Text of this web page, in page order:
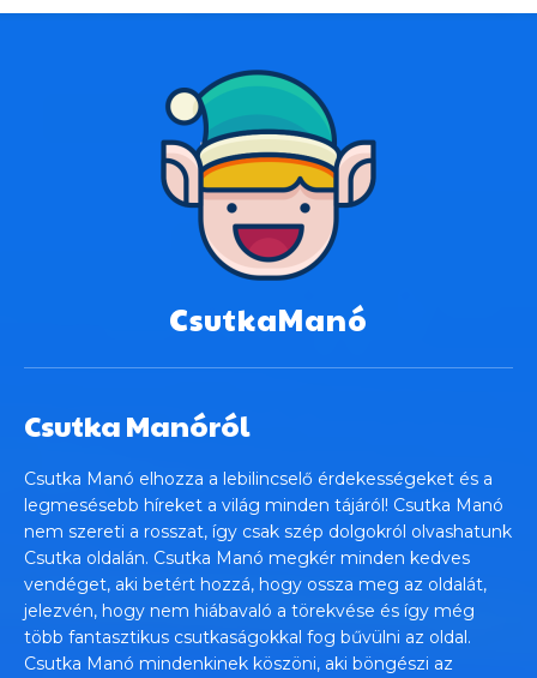
CsutkaManó
Csutka Manóról
Csutka Manó elhozza a lebilincselő érdekességeket és a
legmesésebb híreket a világ minden tájáról! Csutka Manó
nem szereti a rosszat, így csak szép dolgokról olvashatunk
Csutka oldalán. Csutka Manó megkér minden kedves
vendéget, aki betért hozzá, hogy ossza meg az oldalát,
jelezvén, hogy nem hiábavaló a törekvése és így még
több fantasztikus csutkaságokkal fog bűvülni az oldal.
Csutka Manó mindenkinek köszöni, aki böngészi az